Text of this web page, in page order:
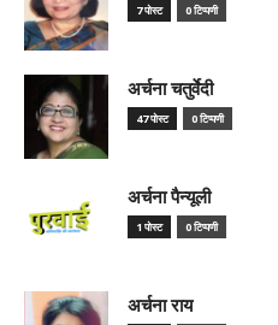
7 पोस्ट 0 टिप्पणी
अर्चना चतुर्वेदी
47 पोस्ट 0 टिप्पणी
अर्चना पैन्यूली
1 पोस्ट 0 टिप्पणी
अर्चना राय